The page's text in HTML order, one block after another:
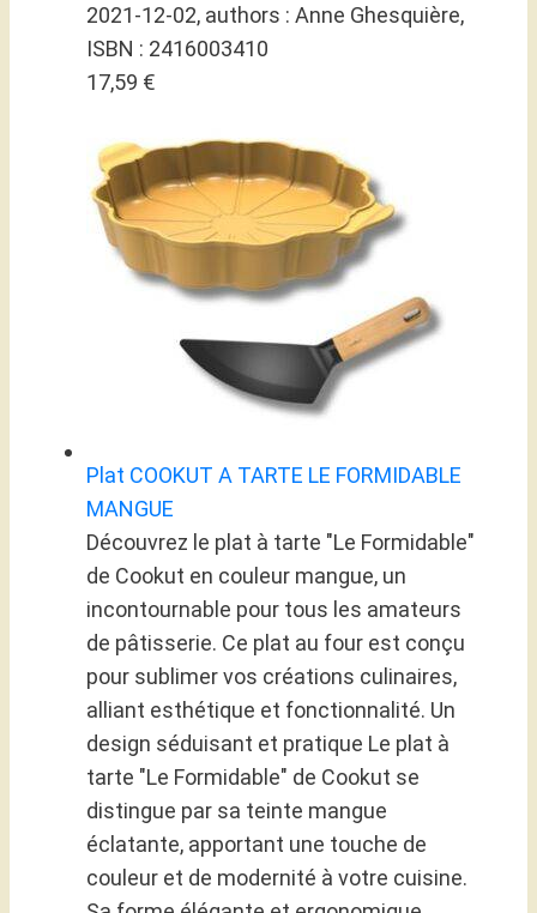
2021-12-02, authors : Anne Ghesquière,
ISBN : 2416003410
17,59 €
Plat COOKUT A TARTE LE FORMIDABLE
MANGUE
Découvrez le plat à tarte "Le Formidable"
de Cookut en couleur mangue, un
incontournable pour tous les amateurs
de pâtisserie. Ce plat au four est conçu
pour sublimer vos créations culinaires,
alliant esthétique et fonctionnalité. Un
design séduisant et pratique Le plat à
tarte "Le Formidable" de Cookut se
distingue par sa teinte mangue
éclatante, apportant une touche de
couleur et de modernité à votre cuisine.